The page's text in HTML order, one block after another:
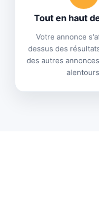
Tout en haut
Votre annonce
dessus des
des autres